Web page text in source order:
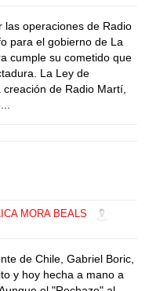
operaciones de Radio
para el gobierno de La
cumple su cometido que
La Ley de
de Radio Martí,
MORA BEALS
de Chile, Gabriel Boric,
y hoy hecha a mano a